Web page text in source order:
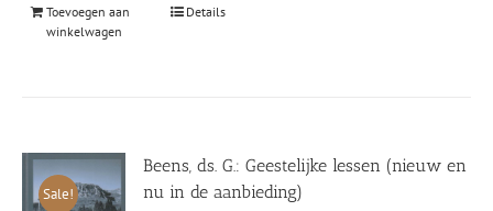
Toevoegen aan
winkelwagen
Details
Sale!
Beens, ds. G.: Geestelijke lessen (nieuw en
nu in de aanbieding)